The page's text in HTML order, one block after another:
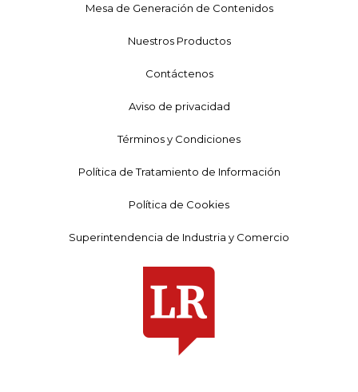
Mesa de Generación de Contenidos
Nuestros Productos
Contáctenos
Aviso de privacidad
Términos y Condiciones
Política de Tratamiento de Información
Política de Cookies
Superintendencia de Industria y Comercio